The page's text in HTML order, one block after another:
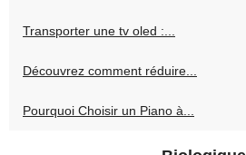
Transporter une tv oled :...
Découvrez comment réduire...
Pourquoi Choisir un Piano à...